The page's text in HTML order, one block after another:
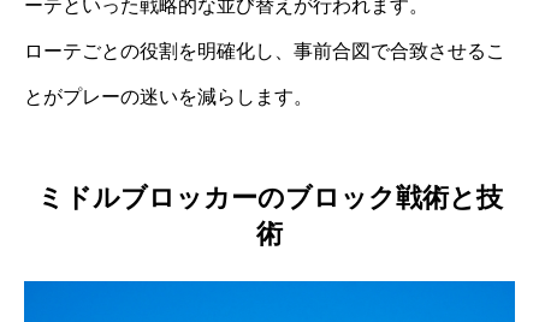
ーテといった戦略的な並び替えが行われます。
ローテごとの役割を明確化し、事前合図で合致させるこ
とがプレーの迷いを減らします。
ミドルブロッカーのブロック戦術と技
術